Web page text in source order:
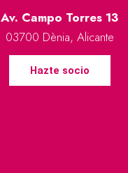
Av. Campo Torres 13
03700 Dènia, Alicante
Hazte socio